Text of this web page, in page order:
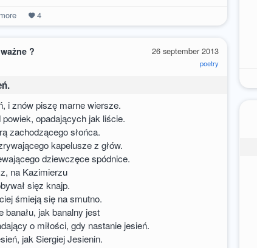
4
26 september 2013
poetry
?
i znów piszę marne wiersze.
opadających jak liście.
zachodzącego słońca.
kapelusze z głów.
dziewczęce spódnice.
na Kazimierzu
sięz knajp.
śmieją się na smutno.
banału, jak banalny jest
o miłości, gdy nastanie jesień.
jak Siergiej Jesienin.